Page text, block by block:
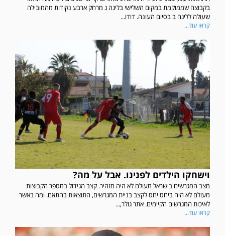
בקבוצה שממוקמת במקום השלישי בליגה ג מרחק ארבע נקודות מהמובילה
שעולה לליגה ב בסיום העונה. דודו...
קראו עוד...
וישחקו הילדים לפנינו. אבל על מה?
מצב המגרשים בישראל מעולם לא היה מזהיר. קצב הגידול במספר הקבוצות
מעולם לא היה ביחס יחס לקצב בניית המגרשים, התוצאות בהתאם. ומה באשר
לאיכות המגרשים הקיימים. אתר גולר,...
קראו עוד...